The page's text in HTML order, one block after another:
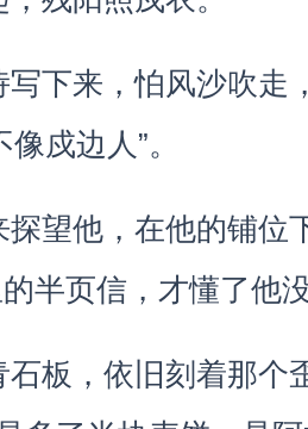
写下来，怕风沙吹走
戍边人”。
探望他，在他的铺位
半页信，才懂了他
石板，依旧刻着那个